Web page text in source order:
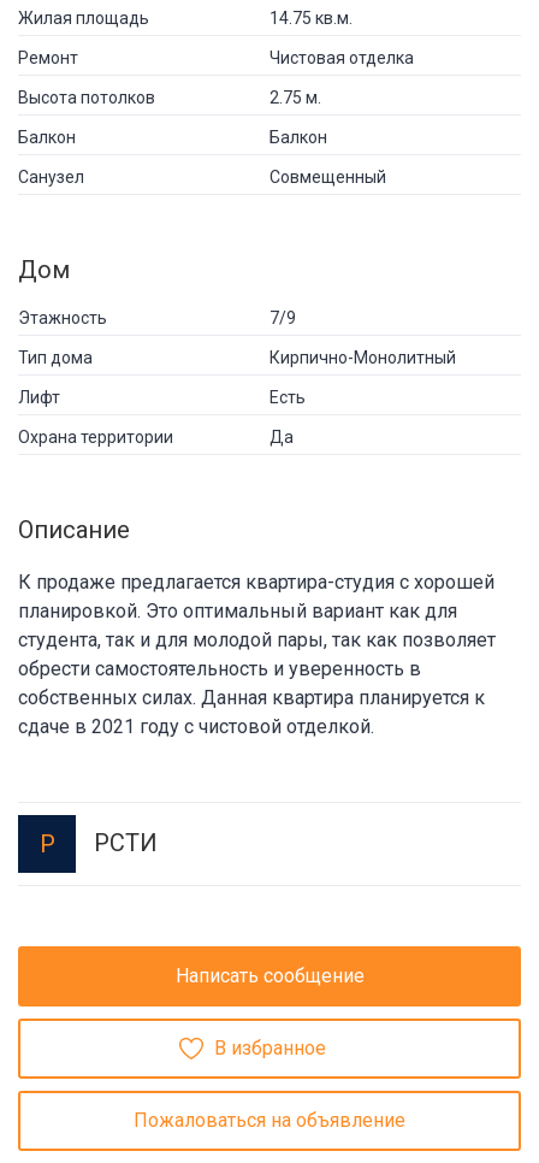
Жилая площадь 14.75 кв.м.
Ремонт Чистовая отделка
Высота потолков 2.75 м.
Балкон Балкон
Санузел Совмещенный
Дом
Этажность 7/9
Тип дома Кирпично-Монолитный
Лифт Есть
Охрана территории Да
Описание
К продаже предлагается квартира-студия с хорошей
планировкой. Это оптимальный вариант как для
студента, так и для молодой пары, так как позволяет
обрести самостоятельность и уверенность в
собственных силах. Данная квартира планируется к
сдаче в 2021 году с чистовой отделкой.
Р РСТИ
Написать сообщение
В избранное
Пожаловаться на объявление